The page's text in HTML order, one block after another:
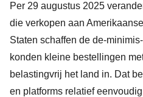
Per 29 augustus 2025
die verkopen aan
Staten schaffen de de-
konden kleine bestellingen
belastingvrij het land in. Dat
en platforms relatief